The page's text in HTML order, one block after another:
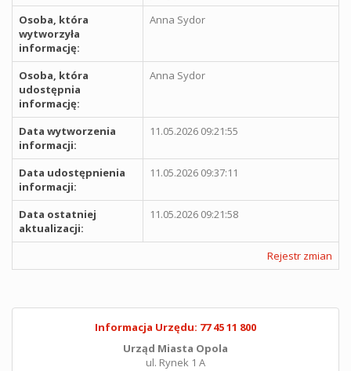
Osoba, która
wytworzyła
informację:
Anna Sydor
Osoba, która
udostępnia
informację:
Anna Sydor
Data wytworzenia
informacji:
11.05.2026 09:21:55
Data udostępnienia
informacji:
11.05.2026 09:37:11
Data ostatniej
aktualizacji:
11.05.2026 09:21:58
Rejestr zmian
Informacja Urzędu: 77 45 11 800
Urząd Miasta Opola
ul. Rynek 1 A